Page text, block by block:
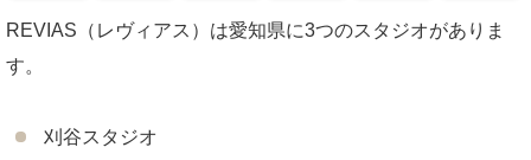
REVIAS（レヴィアス）は愛知県に3つのスタジオがありま
す。
刈谷スタジオ